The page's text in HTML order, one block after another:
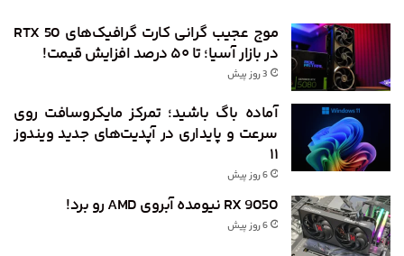
موج عجیب گرانی کارت گرافیک‌های RTX 50
در بازار آسیا؛ تا ۵۰ درصد افزایش قیمت!
3 روز پیش
آماده باگ باشید؛ تمرکز مایکروسافت روی
سرعت و پایداری در آپدیت‌های جدید ویندوز
۱۱
6 روز پیش
RX 9050 نیومده آبروی AMD رو برد!
6 روز پیش